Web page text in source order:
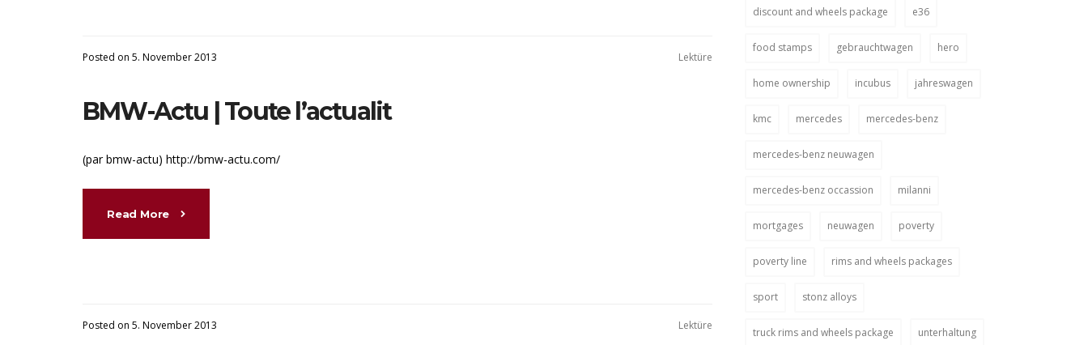
Posted on 5. November 2013 Lektüre
BMW-Actu | Toute l’actualit
(par bmw-actu) http://bmw-actu.com/
Read More
Posted on 5. November 2013 Lektüre
discount and wheels package e36
food stamps gebrauchtwagen hero
home ownership incubus jahreswagen
kmc mercedes mercedes-benz
mercedes-benz neuwagen
mercedes-benz occassion milanni
mortgages neuwagen poverty
poverty line rims and wheels packages
sport stonz alloys
truck rims and wheels package unterhaltung